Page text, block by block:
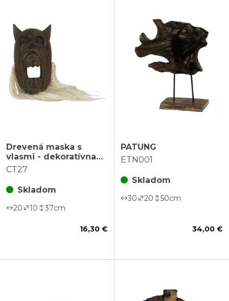
Drevená maska s
vlasmi - dekoratívna
drevorezba
CT27
Skladom
20 10 37cm
16,30 €
PATUNG
ETN001
Skladom
30 20 50cm
34,00 €